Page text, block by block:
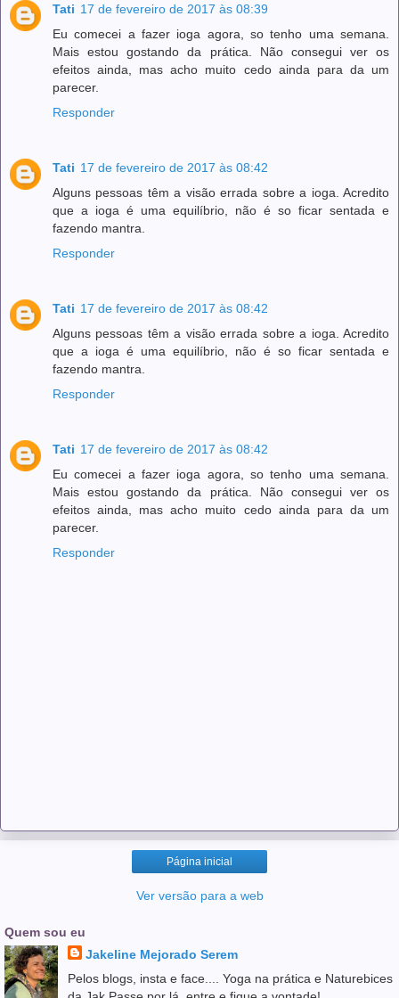
Tati 17 de fevereiro de 2017 às 08:39
Eu comecei a fazer ioga agora, so tenho uma semana.
Mais estou gostando da prática. Não consegui ver os
efeitos ainda, mas acho muito cedo ainda para da um
parecer.
Responder
Tati 17 de fevereiro de 2017 às 08:42
Alguns pessoas têm a visão errada sobre a ioga. Acredito
que a ioga é uma equilíbrio, não é so ficar sentada e
fazendo mantra.
Responder
Tati 17 de fevereiro de 2017 às 08:42
Alguns pessoas têm a visão errada sobre a ioga. Acredito
que a ioga é uma equilíbrio, não é so ficar sentada e
fazendo mantra.
Responder
Tati 17 de fevereiro de 2017 às 08:42
Eu comecei a fazer ioga agora, so tenho uma semana.
Mais estou gostando da prática. Não consegui ver os
efeitos ainda, mas acho muito cedo ainda para da um
parecer.
Responder
Página inicial
Ver versão para a web
Quem sou eu
Jakeline Mejorado Serem
Pelos blogs, insta e face.... Yoga na prática e Naturebices